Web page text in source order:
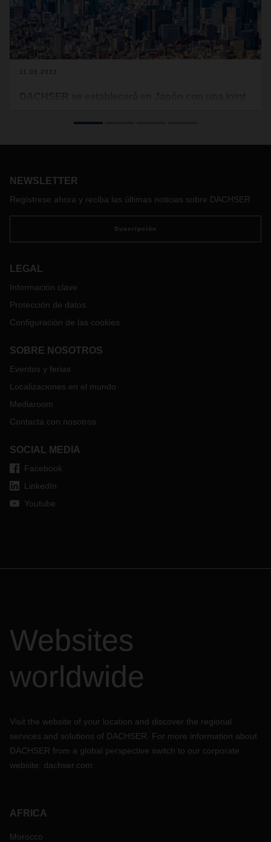
11.05.2023
oficina en Tokio. El operador logístico ha firmado un acuerdo
NEWSLETTER
Regístrese ahora y reciba las últimas noticias sobre DACHSER
Suscripción
LEGAL
Información clave
Protección de datos
Configuración de las cookies
SOBRE NOSOTROS
Eventos y ferias
Localizaciones en el mundo
Mediaroom
Contacta con nosotros
SOCIAL MEDIA
Facebook
LinkedIn
Youtube
Websites
worldwide
Visit the website of your location and discover the regional
services and solutions of DACHSER. For more information about
DACHSER from a global perspective switch to our corporate
website: dachser.com
AFRICA
Morocco